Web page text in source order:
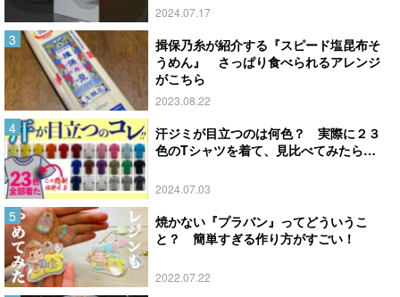
2024.07.17
揖保乃糸が紹介する『スピード塩昆布そ
うめん』 さっぱり食べられるアレンジ
がこちら
2023.08.22
汗ジミが目立つのは何色？ 実際に２３
色のTシャツを着て、見比べてみたら…
2024.07.03
焼かない『プラバン』ってどういうこ
と？ 簡単すぎる作り方がすごい！
2022.07.22